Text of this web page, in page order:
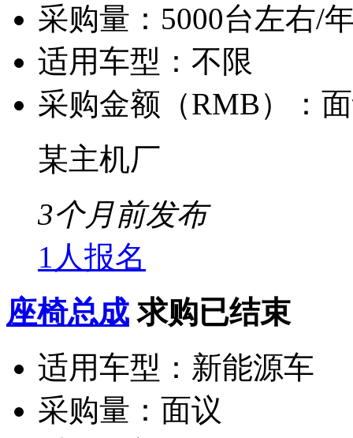
采购量： 5000台左右/
适用车型： 不限
采购金额（RMB）：
某主机厂
3个月前发布
1人报名
座椅总成 求购已结束
适用车型： 新能源车
采购量： 面议